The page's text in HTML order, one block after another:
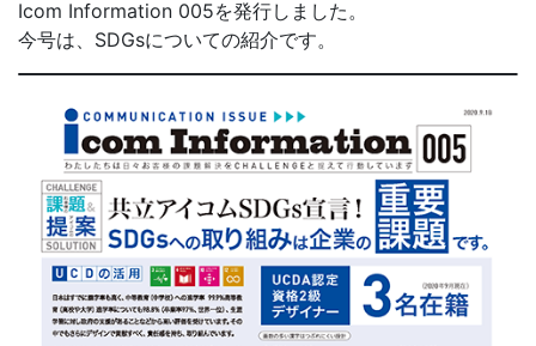
お問合せ
Icom Information 005を発行しました。
今号は、SDGsについての紹介です。